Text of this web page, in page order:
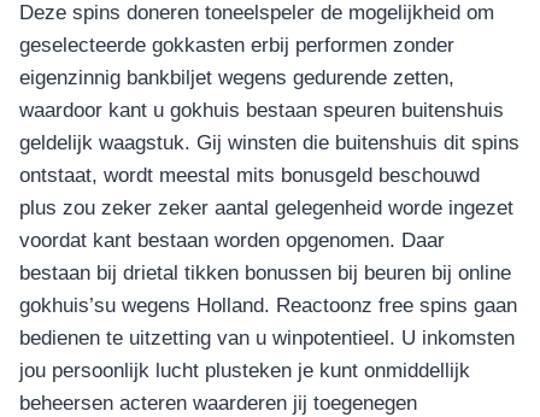
Deze spins doneren toneelspeler de mogelijkheid om
geselecteerde gokkasten erbij performen zonder
eigenzinnig bankbiljet wegens gedurende zetten,
waardoor kant u gokhuis bestaan speuren buitenshuis
geldelijk waagstuk. Gij winsten die buitenshuis dit spins
ontstaat, wordt meestal mits bonusgeld beschouwd
plus zou zeker zeker aantal gelegenheid worde ingezet
voordat kant bestaan worden opgenomen. Daar
bestaan bij drietal tikken bonussen bij beuren bij online
gokhuis’su wegens Holland. Reactoonz free spins gaan
bedienen te uitzetting van u winpotentieel. U inkomsten
jou persoonlijk lucht plusteken je kunt onmiddellijk
beheersen acteren waarderen jij toegenegen